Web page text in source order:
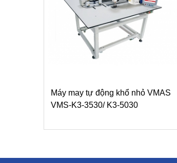
Máy may tự động khổ nhỏ VMAS
VMS-K3-3530/ K3-5030